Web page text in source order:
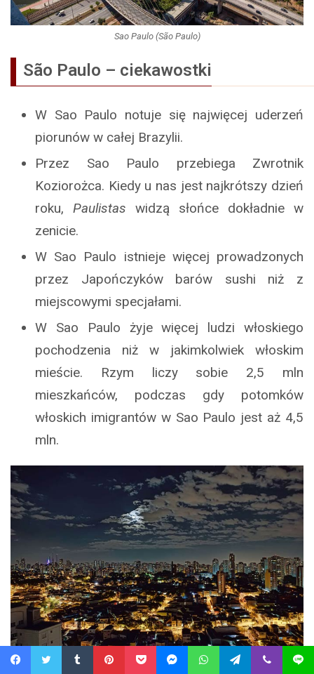
Sao Paulo (São Paulo)
São Paulo – ciekawostki
W Sao Paulo notuje się najwięcej uderzeń
piorunów w całej Brazylii.
Przez Sao Paulo przebiega Zwrotnik
Koziorożca. Kiedy u nas jest najkrótszy dzień
roku, Paulistas widzą słońce dokładnie w
zenicie.
W Sao Paulo istnieje więcej prowadzonych
przez Japończyków barów sushi niż z
miejscowymi specjałami.
W Sao Paulo żyje więcej ludzi włoskiego
pochodzenia niż w jakimkolwiek włoskim
mieście. Rzym liczy sobie 2,5 mln
mieszkańców, podczas gdy potomków
włoskich imigrantów w Sao Paulo jest aż 4,5
mln.